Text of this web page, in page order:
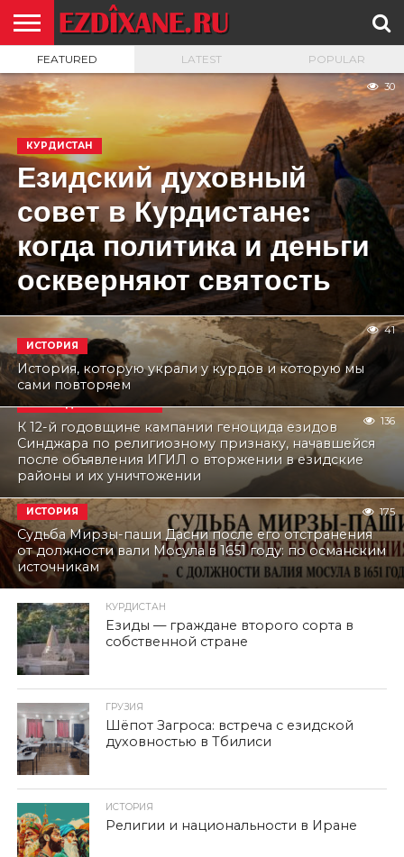
ГЛАВНАЯ
ЕЗИДИЗМ
НОВОСТИ
ИСТОРИЯ
КУЛЬТУРА
КОНТАКТ
FEATURED LATEST POPULAR
КУРДИСТАН
Езидский духовный
совет в Курдистане:
когда политика и деньги
оскверняют святость
30
ИСТОРИЯ
История, которую украли у курдов и которую мы
сами повторяем
41
ПОСЛЕДНИЕ НОВОСТИ
К 12-й годовщине кампании геноцида езидов
Синджара по религиозному признаку, начавшейся
после объявления ИГИЛ о вторжении в езидские
районы и их уничтожении
136
ИСТОРИЯ
Судьба Мирзы-паши Дасни после его отстранения
от должности вали Мосула в 1651 году: по османским
источникам
175
КУРДИСТАН
Езиды — граждане второго сорта в
собственной стране
ГРУЗИЯ
Шёпот Загроса: встреча с езидской
духовностью в Тбилиси
ИСТОРИЯ
Религии и национальности в Иране